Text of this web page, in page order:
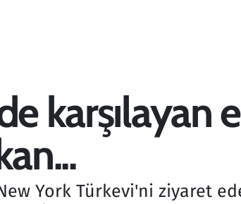
karşılayan
York Türkevi'ni ziyaret